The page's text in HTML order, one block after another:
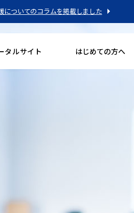
についてのコラムを掲載しました
タルサイト はじめての方へ